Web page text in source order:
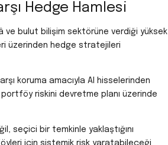
Hedge Hamlesi
ve bulut bilişim sektörüne verdiği yüksek
üzerinden hedge stratejileri
koruma amacıyla AI hisselerinden
riskini devretme planı üzerinde
seçici bir temkinle yaklaştığını
için sistemik risk yaratabileceği